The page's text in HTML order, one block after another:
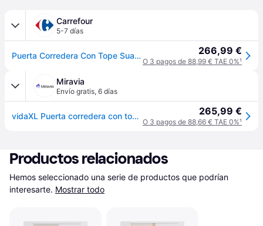
Carrefour
5-7 días
Puerta Corredera Con Tope Suave Vidrio Esg Y Aluminio 76x205 Cm Vidaxl 266,99 €
O 3 pagos de 88,99 € TAE 0%¹
Miravia
Envío gratis, 6 días
vidaXL Puerta corredera con tope suave vidrio ESG y aluminio 76x205 cm - Plateado - 76 x 205 cm 265,99 €
O 3 pagos de 88,66 € TAE 0%¹
Productos relacionados
Hemos seleccionado una serie de productos que podrían
interesarte. Mostrar todo